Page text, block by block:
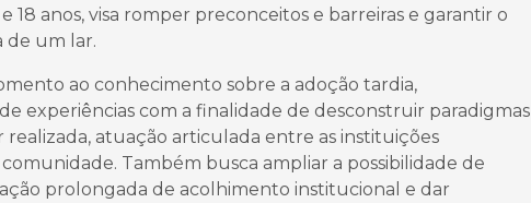
18 anos, visa romper preconceitos e barreiras e garantir o
de um lar.
ao conhecimento sobre a adoção tardia,
experiências com a finalidade de desconstruir paradigmas
atuação articulada entre as instituições
Também busca ampliar a possibilidade de
prolongada de acolhimento institucional e dar